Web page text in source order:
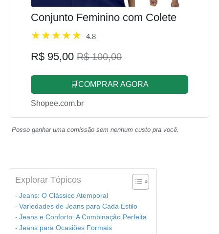
Conjunto Feminino com Colete
4.8
R$ 95,00 R$ 100,00
🛒COMPRAR AGORA
Shopee.com.br
Posso ganhar uma comissão sem nenhum custo pra você.
Explorar Tópicos
Jeans: O Clássico Atemporal
Variedades de Jeans para Cada Estilo
Jeans e Conforto: A Combinação Perfeita
Jeans para Ocasiões Formais